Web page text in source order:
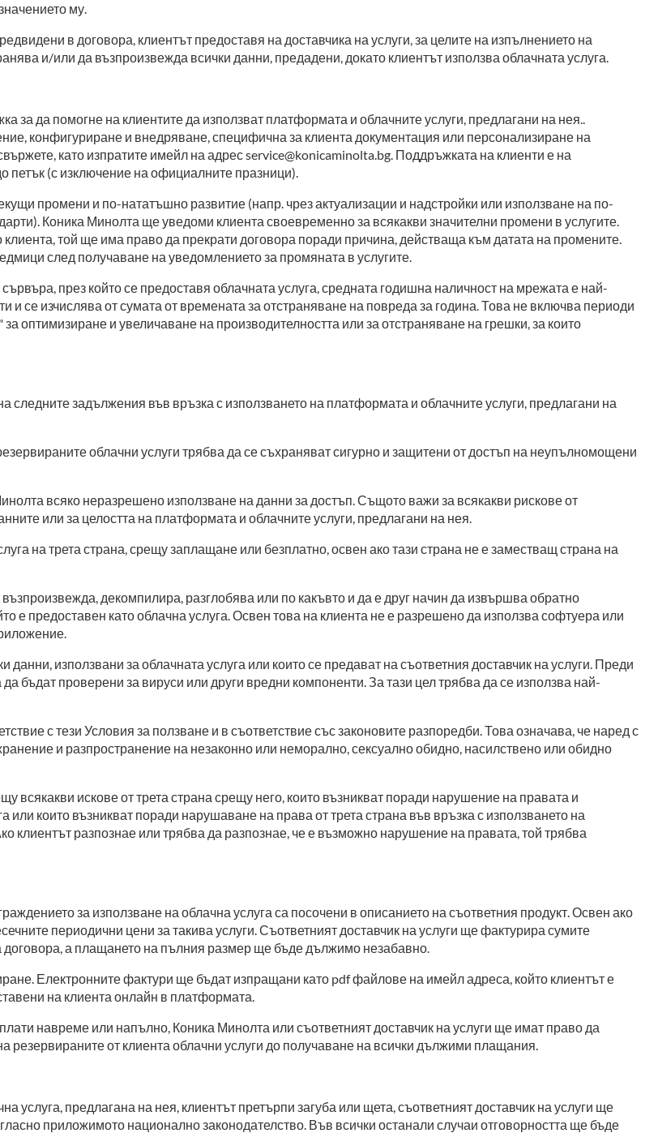
му.
в договора, клиентът предоставя на доставчика на услуги, за целите на изпълнението на
и/или да възпроизвежда всички данни, предадени, докато клиентът използва облачната услуга.
за да помогне на клиентите да използват платформата и облачните услуги, предлагани на нея..
конфигуриране и внедряване, специфична за клиента документация или персонализиране на
като изпратите имейл на адрес service@konicaminolta.bg. Поддръжката на клиенти е на
петък (с изключение на официалните празници).
промени и по-нататъшно развитие (напр. чрез актуализации и надстройки или използване на по-
Коника Минолта ще уведоми клиента своевременно за всякакви значителни промени в услугите.
той ще има право да прекрати договора поради причина, действаща към датата на промените.
след получаване на уведомлението за промяната в услугите.
през който се предоставя облачната услуга, средната годишна наличност на мрежата е най-
и се изчислява от сумата от времената за отстраняване на повреда за година. Това не включва периоди
оптимизиране и увеличаване на производителността или за отстраняване на грешки, за които
следните задължения във връзка с използването на платформата и облачните услуги, предлагани на
облачни услуги трябва да се съхраняват сигурно и защитени от достъп на неупълномощени
всяко неразрешено използване на данни за достъп. Същото важи за всякакви рискове от
или за целостта на платформата и облачните услуги, предлагани на нея.
на трета страна, срещу заплащане или безплатно, освен ако тази страна не е заместващ страна на
декомпилира, разглобява или по какъвто и да е друг начин да извършва обратно
е предоставен като облачна услуга. Освен това на клиента не е разрешено да използва софтуера или
използвани за облачната услуга или които се предават на съответния доставчик на услуги. Преди
бъдат проверени за вируси или други вредни компоненти. За тази цел трябва да се използва най-
с тези Условия за ползване и в съответствие със законовите разпоредби. Това означава, че наред с
и разпространение на незаконно или неморално, сексуално обидно, насилствено или обидно
всякакви искове от трета страна срещу него, които възникват поради нарушение на правата и
или които възникват поради нарушаване на права от трета страна във връзка с използването на
клиентът разпознае или трябва да разпознае, че е възможно нарушение на правата, той трябва
за използване на облачна услуга са посочени в описанието на съответния продукт. Освен ако
периодични цени за такива услуги. Съответният доставчик на услуги ще фактурира сумите
договора, а плащането на пълния размер ще бъде дължимо незабавно.
Електронните фактури ще бъдат изпращани като pdf файлове на имейл адреса, който клиентът е
на клиента онлайн в платформата.
навреме или напълно, Коника Минолта или съответният доставчик на услуги ще имат право да
резервираните от клиента облачни услуги до получаване на всички дължими плащания.
услуга, предлагана на нея, клиентът претърпи загуба или щета, съответният доставчик на услуги ще
приложимото национално законодателство. Във всички останали случаи отговорността ще бъде